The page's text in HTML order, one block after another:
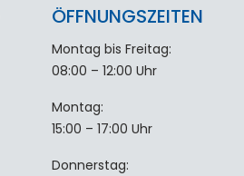
ÖFFNUNGSZEITEN
Montag bis Freitag:
08:00 – 12:00 Uhr
Montag:
15:00 – 17:00 Uhr
Donnerstag: